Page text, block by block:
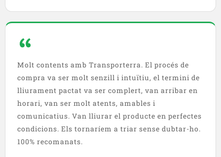
Molt contents amb Transporterra. El procés de
compra va ser molt senzill i intuïtiu, el termini de
lliurament pactat va ser complert, van arribar en
horari, van ser molt atents, amables i
comunicatius. Van lliurar el producte en perfectes
condicions. Els tornaríem a triar sense dubtar-ho.
100% recomanats.